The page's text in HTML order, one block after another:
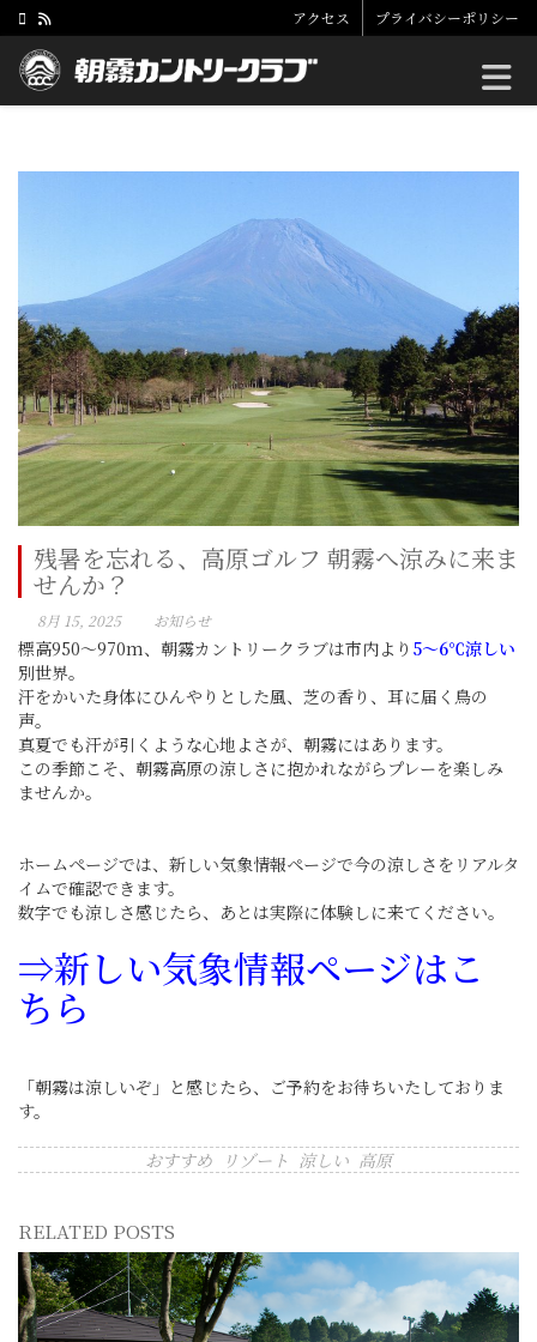
アクセス プライバシーポリシー
残暑を忘れる、高原ゴルフ 朝霧へ涼みに来ま
せんか？
8月 15, 2025 お知らせ
標高950〜970m、朝霧カントリークラブは市内より 5〜6℃涼しい
別世界。
汗をかいた身体にひんやりとした風、芝の香り、耳に届く鳥の
声。
真夏でも汗が引くような心地よさが、朝霧にはあります。
この季節こそ、朝霧高原の涼しさに抱かれながらプレーを楽しみ
ませんか。
ホームページでは、新しい気象情報ページで今の涼しさをリアルタ
イムで確認できます。
数字でも涼しさ感じたら、あとは実際に体験しに来てください。
⇒新しい気象情報ページはこ
ちら
「朝霧は涼しいぞ」と感じたら、ご予約をお待ちいたしておりま
す。
おすすめ リゾート 涼しい 高原
RELATED POSTS